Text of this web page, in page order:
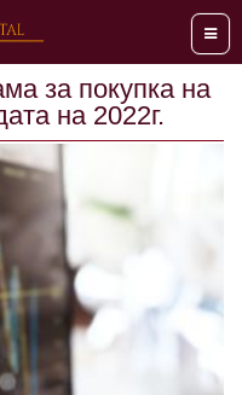
Меню
зa пoкупкa нa
на 2022г.